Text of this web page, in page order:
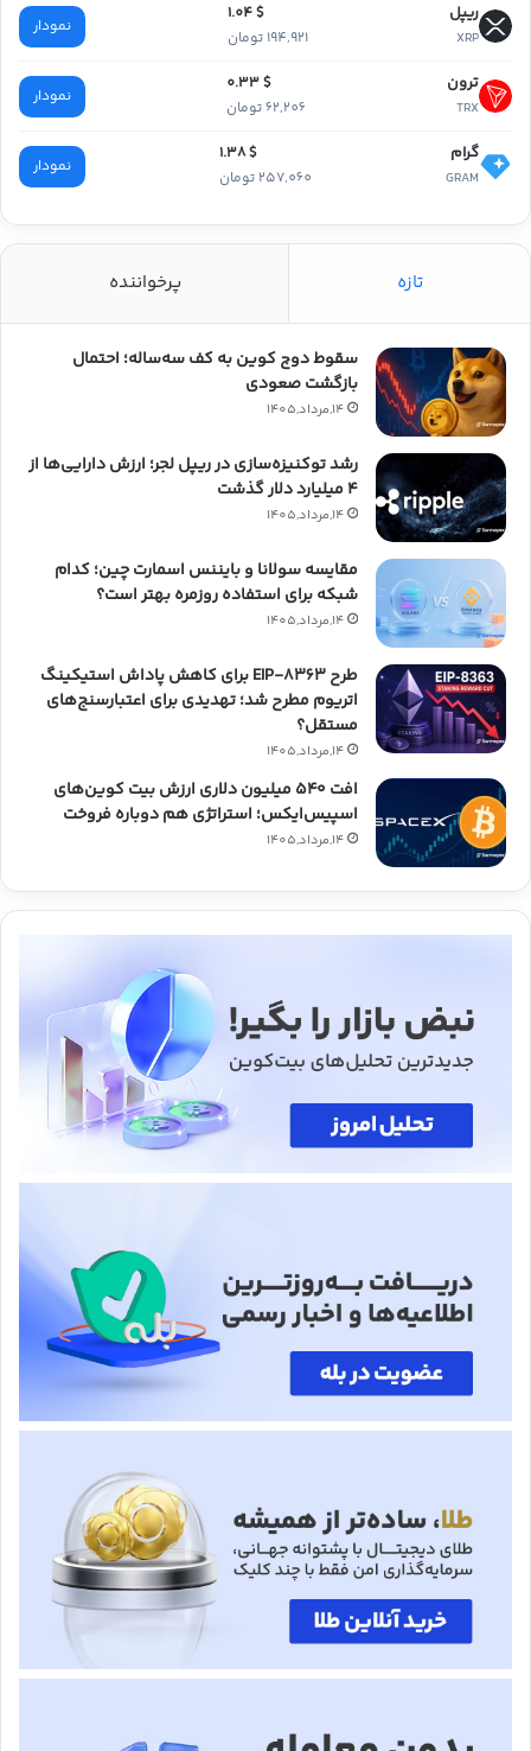
ریپل
XRP
$ 1.04
194,921 تومان
نمودار
ترون
TRX
$ 0.33
62,206 تومان
نمودار
گرام
GRAM
$ 1.38
257,060 تومان
نمودار
تازه پرخواننده
سقوط دوج کوین به کف سه‌ساله؛ احتمال
بازگشت صعودی
14,مرداد,1405
رشد توکنیزه‌سازی در ریپل لجر؛ ارزش دارایی‌ها از
۴ میلیارد دلار گذشت
14,مرداد,1405
مقایسه سولانا و بایننس اسمارت چین؛ کدام
شبکه برای استفاده روزمره بهتر است؟
14,مرداد,1405
طرح EIP-8363 برای کاهش پاداش استیکینگ
اتریوم مطرح شد؛ تهدیدی برای اعتبارسنج‌های
مستقل؟
14,مرداد,1405
افت ۵۴۰ میلیون دلاری ارزش بیت کوین‌های
اسپیس‌ایکس؛ استراتژی هم دوباره فروخت
14,مرداد,1405